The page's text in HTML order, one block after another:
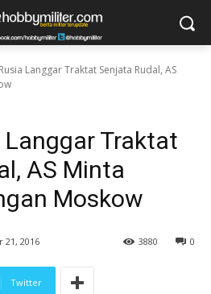
Langgar Traktat Senjata Rudal, AS
Langgar Traktat
AS Minta
Moskow
21, 2016 0
3880
Twitter